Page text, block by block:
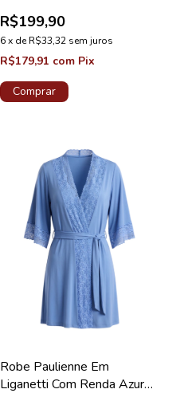
R$199,90
6x deR$33,32 sem juros
R$179,91 com Pix
Comprar
Robe Paulienne Em
Liganetti Com Renda Azure